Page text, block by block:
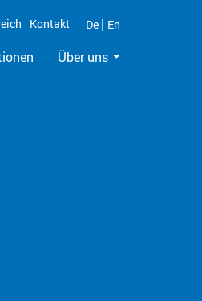
Kontakt De | En
Über uns